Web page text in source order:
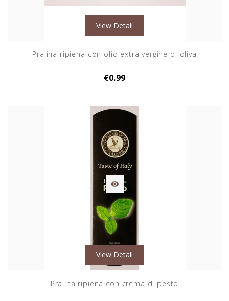
View Detail
Pralina ripiena con olio extra vergine di oliva
€0.99

View Detail
Pralina ripiena con crema di pesto